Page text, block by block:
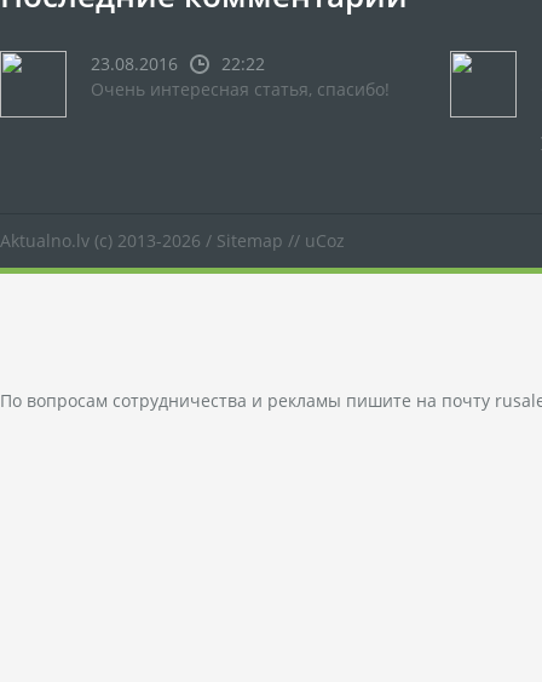
23.08.2016
22:22
Очень интересная статья, спасибо!
Aktualno.lv (c) 2013-2026 / Sitemap // uCoz
По вопросам сотрудничества и рекламы пишите на почту